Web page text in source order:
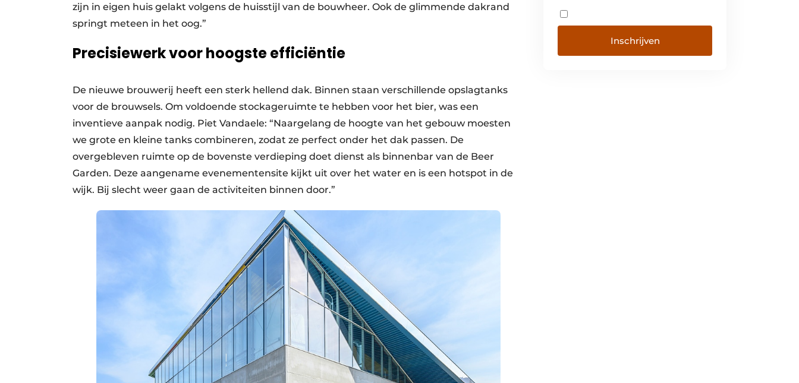
zijn in eigen huis gelakt volgens de huisstijl van de bouwheer. Ook de glimmende dakrand
springt meteen in het oog.”
Precisiewerk voor hoogste efficiëntie
De nieuwe brouwerij heeft een sterk hellend dak. Binnen staan verschillende opslagtanks
voor de brouwsels. Om voldoende stockageruimte te hebben voor het bier, was een
inventieve aanpak nodig. Piet Vandaele: “Naargelang de hoogte van het gebouw moesten
we grote en kleine tanks combineren, zodat ze perfect onder het dak passen. De
overgebleven ruimte op de bovenste verdieping doet dienst als binnenbar van de Beer
Garden. Deze aangename evenementensite kijkt uit over het water en is een hotspot in de
wijk. Bij slecht weer gaan de activiteiten binnen door.”